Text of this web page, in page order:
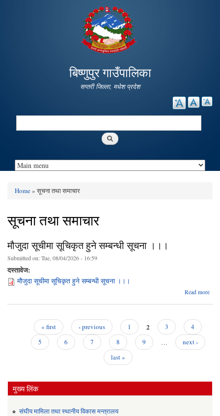
main
content
बिष्णुपुर गाउँपालिका
सप्तरी जिल्ला, मधेश प्रदेश
Search
You are here
Home» सूचना तथा समाचार
सूचना तथा समाचार
मौजुदा सूचीमा सूचिकृत हुने सम्बन्धी सूचना ।।।
Submitted on:Tue, 08/04/2026 - 16:59
दस्तावेज:
मौजुदा सूचीमा सूचिकृत हुने सम्बन्धी सूचना ।।।
Read more
« first ‹ previous 1 2 3
4
5
6 7 8 9 …
next ›
last »
मुख्य लिंक
संघीय मामिला तथा स्थानीय विकास मन्त्रालय